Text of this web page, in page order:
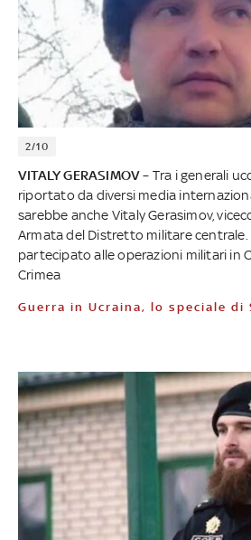
2/10
VITALY GERASIMOV– Tra i generali
riportato da diversi media
sarebbe anche Vitaly Gerasimov,
Armata del Distretto militare centrale.
partecipato alle operazioni militari in
Crimea
Guerra in Ucraina, lo speciale di